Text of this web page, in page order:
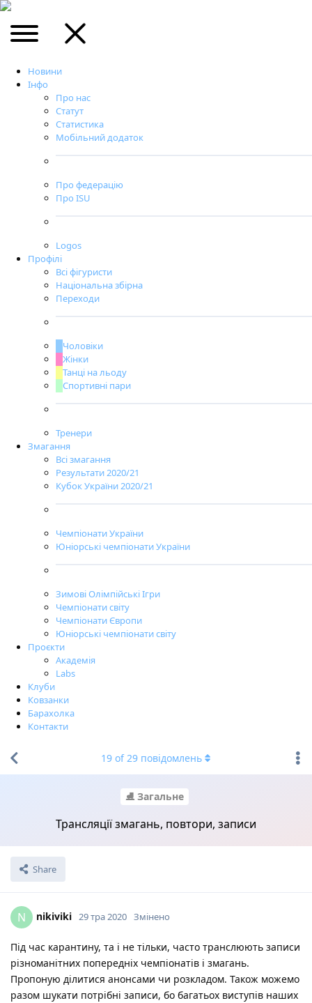
Новини
Інфо
Про нас
Статут
Статистика
Мобільний додаток
Про федерацію
Про ISU
Logos
Профілі
Всі фігуристи
Національна збірна
Переходи
Чоловіки
Жінки
Танці на льоду
Спортивні пари
Тренери
Змагання
Всі змагання
Результати 2020/21
Кубок України 2020/21
Чемпіонати України
Юніорські чемпіонати України
Зимові Олімпійські Ігри
Чемпіонати світу
Чемпіонати Європи
Юніорські чемпіонати світу
Проєкти
Академія
Labs
Клуби
Ковзанки
Барахолка
Контакти
⛸ Загальне
Трансляції змагань, повтори, записи
Share
19 of29 повідомлень
N nikiviki 29 тра 2020 Змінено
Під час карантину, та і не тільки, часто транслюють записи
різноманітних попередніх чемпіонатів і змагань.
Пропоную ділитися анонсами чи розкладом. Також можемо
разом шукати потрібні записи, бо багатьох виступів наших